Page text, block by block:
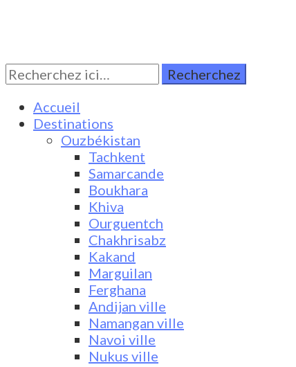
Turkestan Travel
Discover Central Asia
Rechercher:
Accueil
Destinations
Ouzbékistan
Tachkent
Samarcande
Boukhara
Khiva
Ourguentch
Chakhrisabz
Kakand
Marguilan
Ferghana
Andijan ville
Namangan ville
Navoi ville
Nukus ville